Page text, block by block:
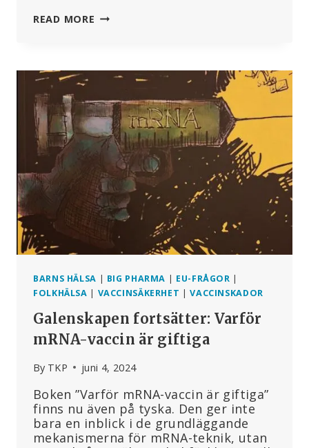
READ MORE WHO-
SEGER
LÄKEMEDELSINDUSTRIN
OCH
ETT
HOT
MOT
FOLKHÄLSAN
BARNS HÄLSA | BIG PHARMA | EU-FRÅGOR |
FOLKHÄLSA | VACCINSÄKERHET |VACCINSKADOR
Galenskapen fortsätter: Varför
mRNA-vaccin är giftiga
By TKP juni 4, 2024
Boken ”Varför mRNA-vaccin är giftiga”
finns nu även på tyska. Den ger inte
bara en inblick i de grundläggande
mekanismerna för mRNA-teknik, utan